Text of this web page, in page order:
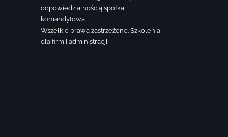
odpowiedzialnością spółka
komandytowa
Wszelkie prawa zastrzeżone. Szkolenia
dla firm i administracji.